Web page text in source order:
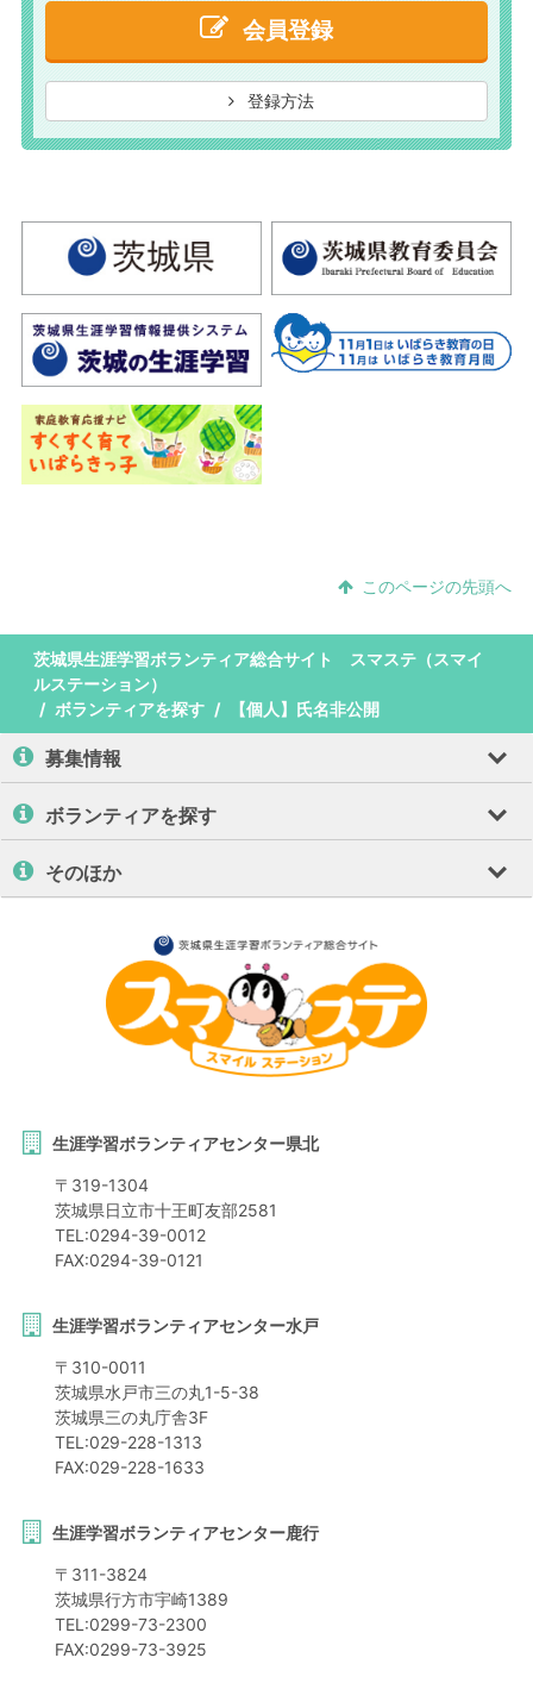
会員登録
登録方法
このページの先頭へ
茨城県生涯学習ボランティア総合サイト スマステ（スマイ
ルステーション）
ボランティアを探す
【個人】氏名非公開
募集情報
ボランティアを探す
そのほか
生涯学習ボランティアセンター県北
〒 319-1304
茨城県日立市十王町友部2581
TEL:0294-39-0012
FAX:0294-39-0121
生涯学習ボランティアセンター水戸
〒 310-0011
茨城県水戸市三の丸1-5-38
茨城県三の丸庁舎3F
TEL:029-228-1313
FAX:029-228-1633
生涯学習ボランティアセンター鹿行
〒 311-3824
茨城県行方市宇崎1389
TEL:0299-73-2300
FAX:0299-73-3925